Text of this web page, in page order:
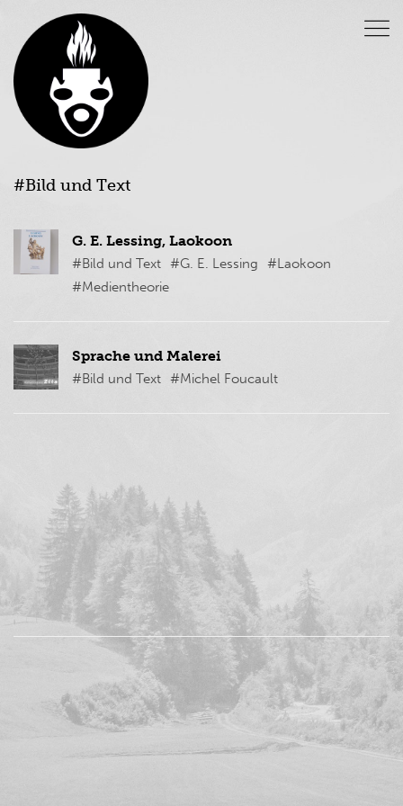
#Bild und Text
G. E. Lessing, Laokoon
#Bild und Text #G. E. Lessing
#Laokoon
#Medientheorie
Sprache und Malerei
#Bild und Text #Michel Foucault